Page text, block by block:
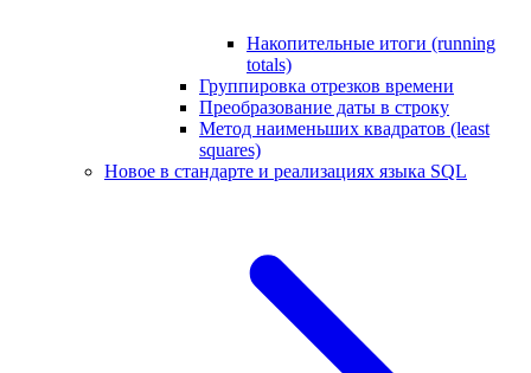
Накопительные итоги (running
totals)
Группировка отрезков времени
Преобразование даты в строку
Метод наименьших квадратов (least
squares)
Новое в стандарте и реализациях языка SQL